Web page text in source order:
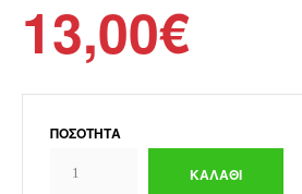
13,00€
ΠΟΣΌΤΗΤΑ